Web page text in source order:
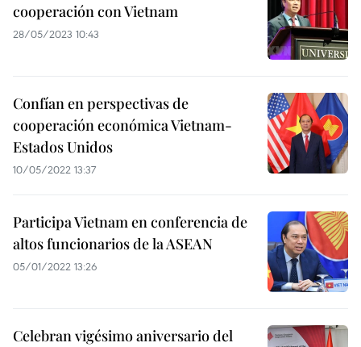
cooperación con Vietnam
28/05/2023 10:43
Confían en perspectivas de
cooperación económica Vietnam-
Estados Unidos
10/05/2022 13:37
Participa Vietnam en conferencia de
altos funcionarios de la ASEAN
05/01/2022 13:26
Celebran vigésimo aniversario del